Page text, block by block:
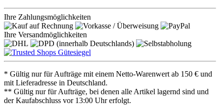
Ihre Zahlungsmöglichkeiten
Ihre Versandmöglichkeiten
* Gültig nur für Aufträge mit einem Netto-Warenwert ab 150 € und
mit Lieferadresse in Deutschland.
** Gültig nur für Aufträge, bei denen alle Artikel lagernd sind und
der Kaufabschluss vor 13:00 Uhr erfolgt.